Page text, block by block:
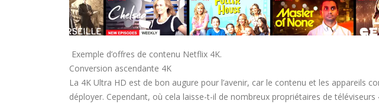
Exemple d’offres de contenu Netflix 4K.
Conversion ascendante 4K
La 4K Ultra HD est de bon augure pour l’avenir, car le contenu et les appareils
déployer. Cependant, où cela laisse-t-il de nombreux propriétaires de